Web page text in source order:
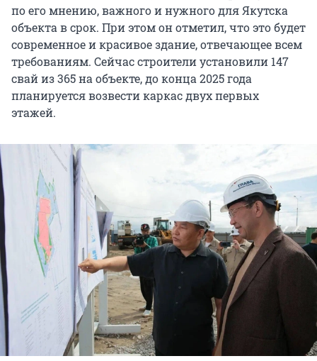
по его мнению, важного и нужного для Якутска
объекта в срок. При этом он отметил, что это будет
современное и красивое здание, отвечающее всем
требованиям. Сейчас строители установили 147
свай из 365 на объекте, до конца 2025 года
планируется возвести каркас двух первых
этажей.